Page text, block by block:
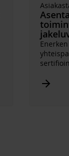
Arrow_forward